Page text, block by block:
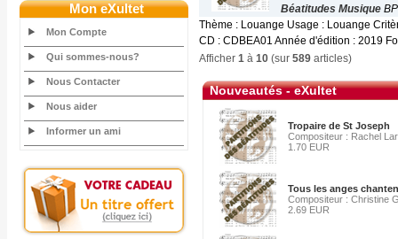
Mon eXultet
Mon Compte
Qui sommes-nous?
Nous Contacter
Nous aider
Informer un ami
Béatitudes Musique
Thème : Louange Usage : Louange
CD : CDBEA01 Année d'édition : 2019
Afficher 1 à 10 (sur 589 articles)
Nouveautés - eXultet
Tropaire de St Joseph
Compositeur : Rachel
1.70 EUR
Tous les anges
Compositeur : Christine
2.69 EUR